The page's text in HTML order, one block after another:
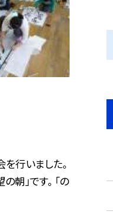
行いました。
朝」です。 「の